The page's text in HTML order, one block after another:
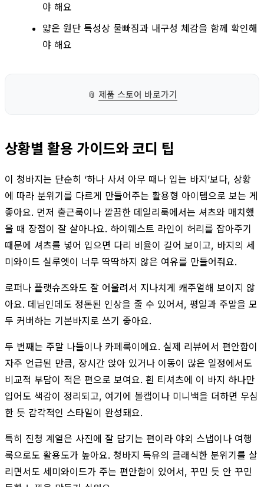
야 해요
얇은 원단 특성상 물빠짐과 내구성 체감을 함께 확인해
야 해요
📎 제품 스토어 바로가기
상황별 활용 가이드와 코디 팁
이 청바지는 단순히 ‘하나 사서 아무 때나 입는 바지’보다, 상황
에 따라 분위기를 다르게 만들어주는 활용형 아이템으로 보는 게
좋아요. 먼저 출근룩이나 깔끔한 데일리룩에서는 셔츠와 매치했
을 때 장점이 잘 살아나요. 하이웨스트 라인이 허리를 잡아주기
때문에 셔츠를 넣어 입으면 다리 비율이 길어 보이고, 바지의 세
미와이드 실루엣이 너무 딱딱하지 않은 여유를 만들어줘요.
로퍼나 플랫슈즈와도 잘 어울려서 지나치게 캐주얼해 보이지 않
아요. 데님인데도 정돈된 인상을 줄 수 있어서, 평일과 주말을 모
두 커버하는 기본바지로 쓰기 좋아요.
두 번째는 주말 나들이나 카페룩이에요. 실제 리뷰에서 편안함이
자주 언급된 만큼, 장시간 앉아 있거나 이동이 많은 일정에서도
비교적 부담이 적은 편으로 보여요. 흰 티셔츠에 이 바지 하나만
입어도 색감이 정리되고, 여기에 볼캡이나 미니백을 더하면 무심
한 듯 감각적인 스타일이 완성돼요.
특히 진청 계열은 사진에 잘 담기는 편이라 야외 스냅이나 여행
룩으로도 활용도가 높아요. 청바지 특유의 클래식한 분위기를 살
리면서도 세미와이드가 주는 편안함이 있어서, 꾸민 듯 안 꾸민